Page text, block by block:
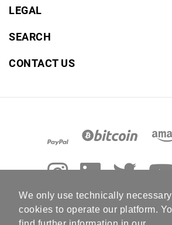
We only use technically necessary
cookies to operate our platform.
LEGAL
SEARCH
CONTACT US